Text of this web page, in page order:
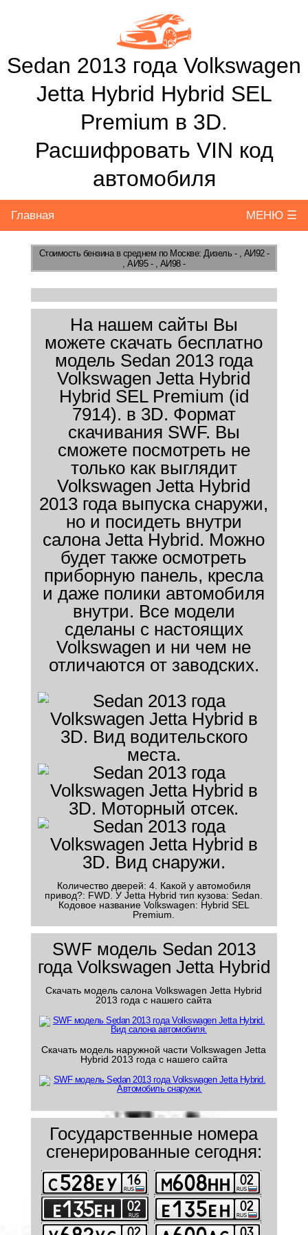
Sedan 2013 года Volkswagen
Jetta Hybrid Hybrid SEL
Premium в 3D.
Расшифровать VIN код
автомобиля
Главная МЕНЮ ☰
Стоимость бензинав среднем по Москве: Дизель - , АИ92 -
, АИ95 - , АИ98 -
На нашем сайты Вы
можете скачать бесплатно
модель Sedan 2013 года
Volkswagen Jetta Hybrid
Hybrid SEL Premium (id
7914). в 3D. Формат
скачивания SWF. Вы
сможете посмотреть не
только как выглядит
Volkswagen Jetta Hybrid
2013 года выпуска снаружи,
но и посидеть внутри
салона Jetta Hybrid. Можно
будет также осмотреть
приборную панель, кресла
и даже полики автомобиля
внутри. Все модели
сделаны с настоящих
Volkswagen и ни чем не
отличаются от заводских.
Количество дверей: 4. Какой у автомобиля
привод?: FWD. У Jetta Hybrid тип кузова: Sedan.
Кодовое название Volkswagen: Hybrid SEL
Premium.
SWF модель Sedan 2013
года Volkswagen Jetta Hybrid
Скачать модель салона Volkswagen Jetta Hybrid
2013 года с нашего сайта
Скачать модель наружной части Volkswagen Jetta
Hybrid 2013 года с нашего сайта
Государственные номера
сгенерированные сегодня: